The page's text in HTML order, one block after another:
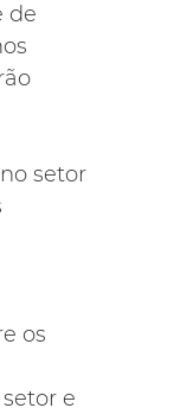
de
setor
os
e